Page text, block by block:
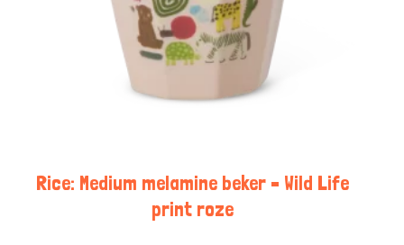
Rice: Medium melamine beker – Wild Life
print roze